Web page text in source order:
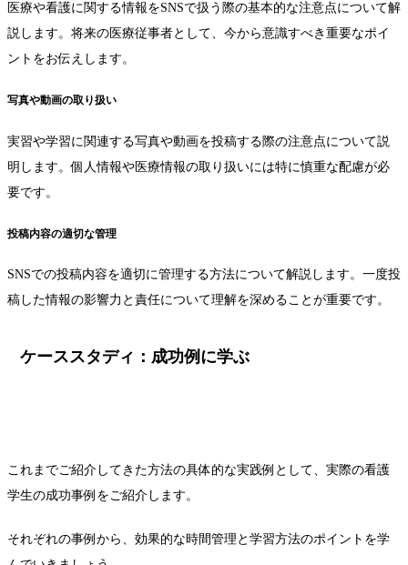
医療や看護に関する情報をSNSで扱う際の基本的な注意点について解
説します。将来の医療従事者として、今から意識すべき重要なポイ
ントをお伝えします。
写真や動画の取り扱い
実習や学習に関連する写真や動画を投稿する際の注意点について説
明します。個人情報や医療情報の取り扱いには特に慎重な配慮が必
要です。
投稿内容の適切な管理
SNSでの投稿内容を適切に管理する方法について解説します。一度投
稿した情報の影響力と責任について理解を深めることが重要です。
ケーススタディ：成功例に学ぶ
これまでご紹介してきた方法の具体的な実践例として、実際の看護
学生の成功事例をご紹介します。
それぞれの事例から、効果的な時間管理と学習方法のポイントを学